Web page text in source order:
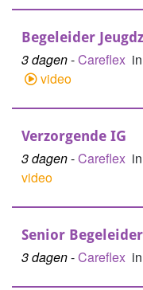
Begeleider
3 dagen-Careflex in
video
Verzorgende IG
3 dagen-Careflex in
video
Senior Begeleider
3 dagen-Careflex in